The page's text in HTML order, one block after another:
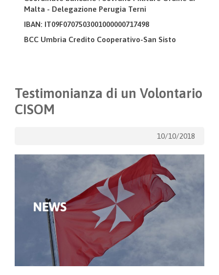
Malta - Delegazione Perugia Terni
IBAN: IT09F0707503001000000717498
BCC Umbria Credito Cooperativo-San Sisto
Testimonianza di un Volontario
CISOM
10/10/2018